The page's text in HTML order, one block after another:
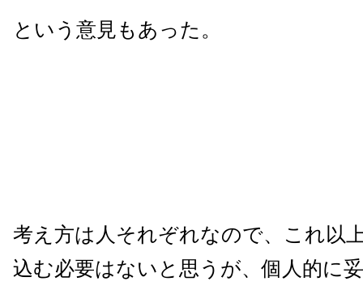
という意見もあった。
考え方は人それぞれなので、これ以
込む必要はないと思うが、個人的に